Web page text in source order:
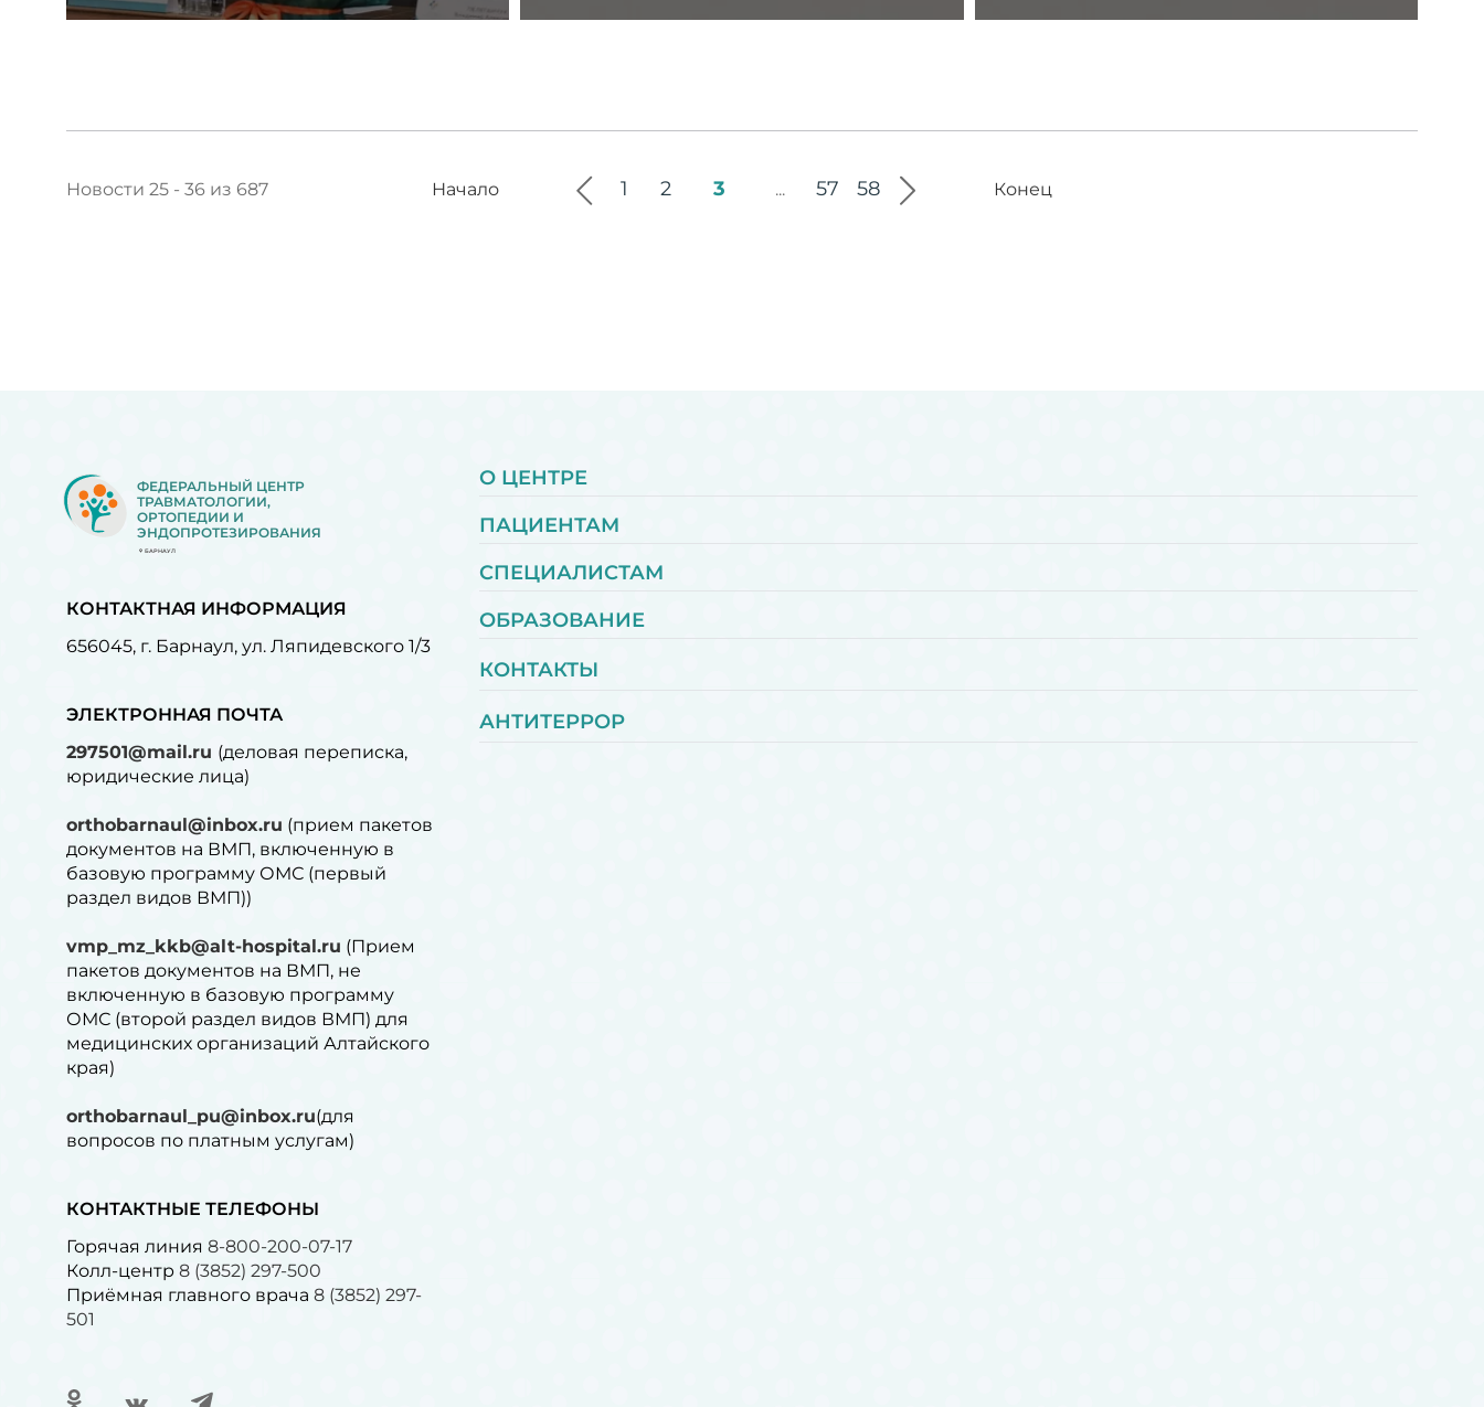
Новости 25 - 36 из 687 Начало 1 2 3 ... 57 58 Конец
ФЕДЕРАЛЬНЫЙ ЦЕНТР
ТРАВМАТОЛОГИИ,
ОРТОПЕДИИ И
ЭНДОПРОТЕЗИРОВАНИЯ
БАРНАУЛ
КОНТАКТНАЯ ИНФОРМАЦИЯ
656045, г. Барнаул, ул. Ляпидевского 1/3
ЭЛЕКТРОННАЯ ПОЧТА
297501@mail.ru (деловая переписка,
юридические лица)
orthobarnaul@inbox.ru (прием пакетов
документов на ВМП, включенную в
базовую программу ОМС (первый
раздел видов ВМП))
vmp_mz_kkb@alt-hospital.ru (Прием
пакетов документов на ВМП, не
включенную в базовую программу
ОМС (второй раздел видов ВМП) для
медицинских организаций Алтайского
края)
orthobarnaul_pu@inbox.ru(для
вопросов по платным услугам)⁠
КОНТАКТНЫЕ ТЕЛЕФОНЫ
Горячая линия 8-800-200-07-17
Колл-центр 8 (3852) 297-500
Приёмная главного врача 8 (3852) 297-
501
О ЦЕНТРЕ
ПАЦИЕНТАМ
СПЕЦИАЛИСТАМ
ОБРАЗОВАНИЕ
КОНТАКТЫ
АНТИТЕРРОР